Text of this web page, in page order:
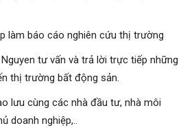
làm báo cáo nghiên cứu thị trường
tư vấn và trả lời trực tiếp những
thị trường bất động sản.
lưu cùng các nhà đầu tư, nhà môi
doanh nghiệp,..